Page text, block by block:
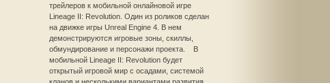
трейлеров к мобильной онлайновой игре
Lineage II: Revolution. Один из роликов сделан
на движке игры Unreal Engine 4. В нем
демонстрируются игровые зоны, скиллы,
обмундирование и персонажи проекта. В
мобильной Lineage II: Revolution будет
открытый игровой мир с осадами, системой